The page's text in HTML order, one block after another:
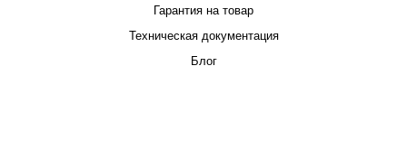
Гарантия на товар
Техническая документация
Блог